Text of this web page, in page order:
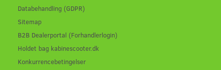
Databehandling (GDPR)
Sitemap
B2B Dealerportal (Forhandlerlogin)
Holdet bag kabinescooter.dk
Konkurrencebetingelser